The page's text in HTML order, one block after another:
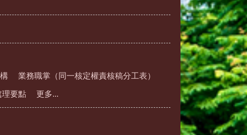
業務職掌（同一核定權責核稿分工表）
理要點 更多...